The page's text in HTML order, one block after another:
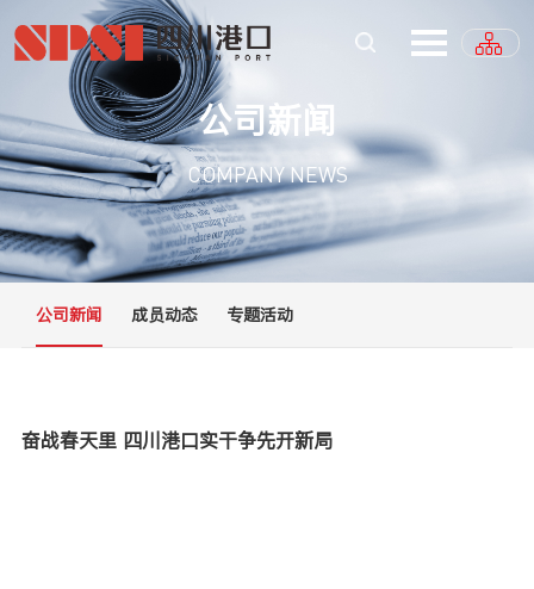
公司新闻
COMPANY NEWS
公司新闻 成员动态 专题活动
奋战春天里 四川港口实干争先开新局